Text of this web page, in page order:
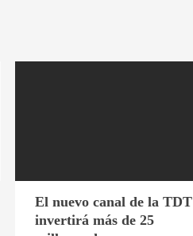
El nuevo canal de la TDT
invertirá más de 25